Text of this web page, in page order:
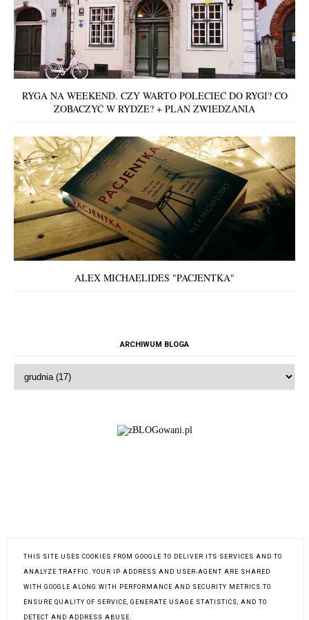
RYGA NA WEEKEND. CZY WARTO POLECIEĆ DO RYGI? CO
ZOBACZYĆ W RYDZE? + PLAN ZWIEDZANIA
ALEX MICHAELIDES "PACJENTKA"
ARCHIWUM BLOGA
INSTAGRAM @SARA.SATUKIRJA
THIS SITE USES COOKIES FROM GOOGLE TO DELIVER ITS SERVICES AND TO
ANALYZE TRAFFIC. YOUR IP ADDRESS AND USER-AGENT ARE SHARED
WITH GOOGLE ALONG WITH PERFORMANCE AND SECURITY METRICS TO
ENSURE QUALITY OF SERVICE, GENERATE USAGE STATISTICS, AND TO
DETECT AND ADDRESS ABUSE.